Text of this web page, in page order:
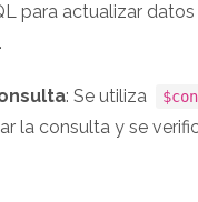
para actualizar
.
: Se utiliza
la consulta y se